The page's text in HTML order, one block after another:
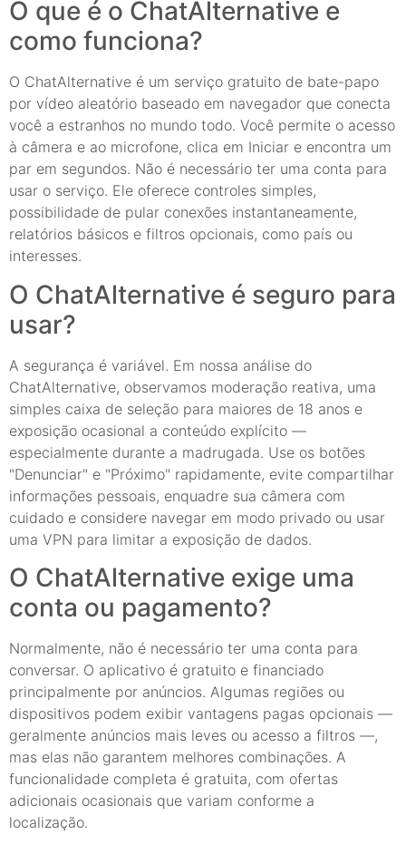
O que é o ChatAlternative e
como funciona?
O ChatAlternative é um serviço gratuito de bate-papo
por vídeo aleatório baseado em navegador que conecta
você a estranhos no mundo todo. Você permite o acesso
à câmera e ao microfone, clica em Iniciar e encontra um
par em segundos. Não é necessário ter uma conta para
usar o serviço. Ele oferece controles simples,
possibilidade de pular conexões instantaneamente,
relatórios básicos e filtros opcionais, como país ou
interesses.
O ChatAlternative é seguro para
usar?
A segurança é variável. Em nossa análise do
ChatAlternative, observamos moderação reativa, uma
simples caixa de seleção para maiores de 18 anos e
exposição ocasional a conteúdo explícito —
especialmente durante a madrugada. Use os botões
"Denunciar" e "Próximo" rapidamente, evite compartilhar
informações pessoais, enquadre sua câmera com
cuidado e considere navegar em modo privado ou usar
uma VPN para limitar a exposição de dados.
O ChatAlternative exige uma
conta ou pagamento?
Normalmente, não é necessário ter uma conta para
conversar. O aplicativo é gratuito e financiado
principalmente por anúncios. Algumas regiões ou
dispositivos podem exibir vantagens pagas opcionais —
geralmente anúncios mais leves ou acesso a filtros —,
mas elas não garantem melhores combinações. A
funcionalidade completa é gratuita, com ofertas
adicionais ocasionais que variam conforme a
localização.